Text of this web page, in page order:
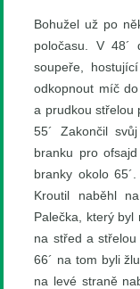
Bohužel už po
poločasu. V 48´
soupeře,
odkopnout míč
a prudkou střelou
55´ Zakončil
branku pro
branky okolo
Kroutil naběhl
Palečka, který byl
na střed a
66´ na tom byli
na levé straně